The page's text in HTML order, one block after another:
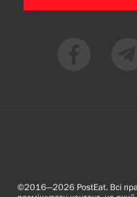
©2016—2026 PostEat. Всі